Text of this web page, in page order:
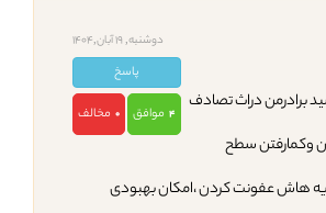
دوشنبه, 19 آبان,1404
پاسخ
4 موافق 0 مخالف
برادرمن دراث تصادف
وکمارفتن سطح
۴ ،ریه هاش عفونت کردن ،امکان بهبودی